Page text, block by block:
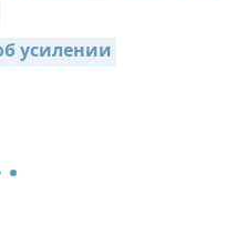
усилении